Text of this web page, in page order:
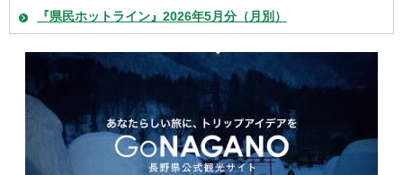
『県民ホットライン』2026年5月分（月別）